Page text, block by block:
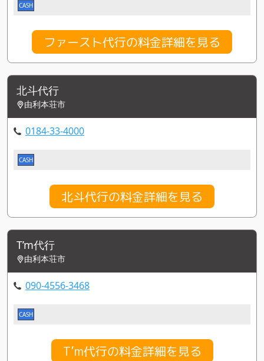
CASH
ファースト代行の料金詳細を見る
北斗代行
由利本荘市
0184-33-4000
CASH
北斗代行の料金詳細を見る
T’m代行
由利本荘市
090-4556-3468
CASH
T’m代行の料金詳細を見る